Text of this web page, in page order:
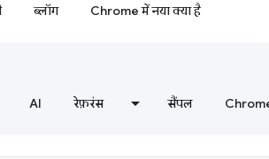
ब्लॉग Chrome में नया क्या है
AI रेफ़रंस सैंपल